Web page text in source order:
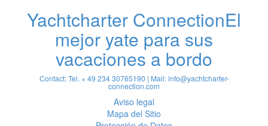
Yachtcharter ConnectionEl
mejor yate para sus
vacaciones a bordo
Contact: Tel. + 49 234 30765190 | Mail:info@yachtcharter-
connection.com
Aviso legal
Mapa del Sitio